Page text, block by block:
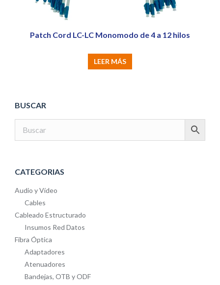
Patch Cord LC-LC Monomodo de 4 a 12 hilos
LEER MÁS
BUSCAR
CATEGORIAS
Audio y Vídeo
Cables
Cableado Estructurado
Insumos Red Datos
Fibra Óptica
Adaptadores
Atenuadores
Bandejas, OTB y ODF